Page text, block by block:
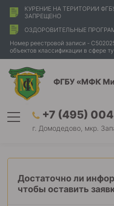
КУРЕНИЕ НА ТЕРИТОРИИ
ЗАПРЕЩЕНО
ОЗДОРОВИТЕЛЬНЫЕ
Номер реестровой записи -
объектов классификации в сфере
ФГБУ «МФК
+7 (495)
г. Домодедово, мкр.
Достаточно ли
чтобы оставить